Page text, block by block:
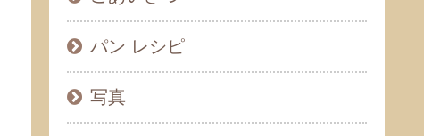
パン レシピ
写真